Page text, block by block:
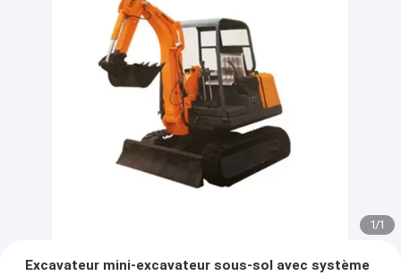
1/1
Excavateur mini-excavateur sous-sol avec système